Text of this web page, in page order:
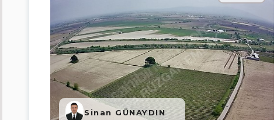
Sinan GÜNAYDIN